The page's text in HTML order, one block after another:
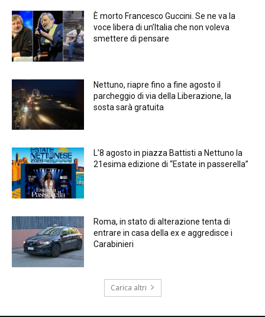
È morto Francesco Guccini. Se ne va la
voce libera di un’Italia che non voleva
smettere di pensare
Nettuno, riapre fino a fine agosto il
parcheggio di via della Liberazione, la
sosta sarà gratuita
L’8 agosto in piazza Battisti a Nettuno la
21esima edizione di “Estate in passerella”
Roma, in stato di alterazione tenta di
entrare in casa della ex e aggredisce i
Carabinieri
Carica altri